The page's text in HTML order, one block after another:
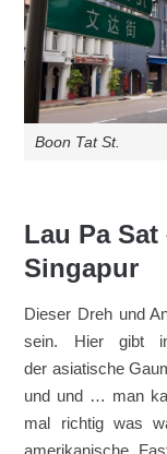
Boon Tat St.
Lau Pa
Singapur
Dieser Dreh und
sein. Hier gibt
der asiatische
und und … man
mal richtig was
amerikanische